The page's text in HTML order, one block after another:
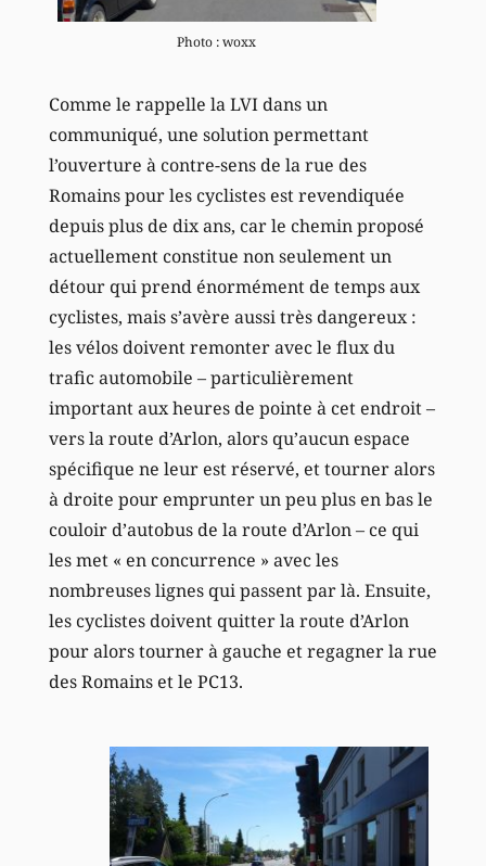
Photo : woxx
Comme le rappelle la LVI dans un
communiqué, une solution permettant
l’ouverture à contre-sens de la rue des
Romains pour les cyclistes est revendiquée
depuis plus de dix ans, car le chemin proposé
actuellement constitue non seulement un
détour qui prend énormément de temps aux
cyclistes, mais s’avère aussi très dangereux :
les vélos doivent remonter avec le flux du
trafic automobile – particulièrement
important aux heures de pointe à cet endroit –
vers la route d’Arlon, alors qu’aucun espace
spécifique ne leur est réservé, et tourner alors
à droite pour emprunter un peu plus en bas le
couloir d’autobus de la route d’Arlon – ce qui
les met « en concurrence » avec les
nombreuses lignes qui passent par là. Ensuite,
les cyclistes doivent quitter la route d’Arlon
pour alors tourner à gauche et regagner la rue
des Romains et le PC13.